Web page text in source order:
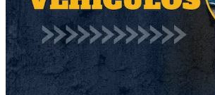
Ver todo
Otros productos